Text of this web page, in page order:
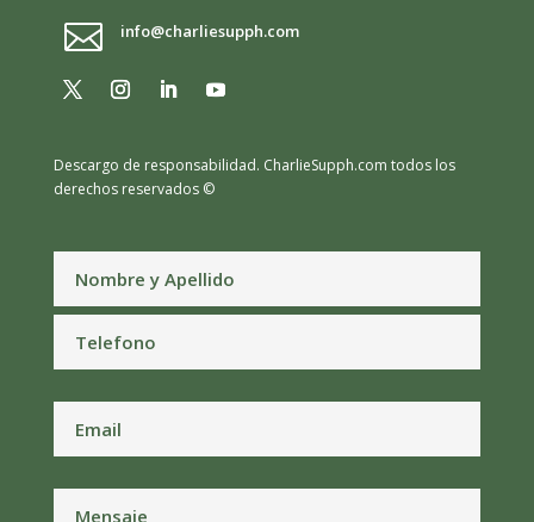
 info@charliesupph.com
Descargo de responsabilidad. CharlieSupph.com todos los
derechos reservados ©